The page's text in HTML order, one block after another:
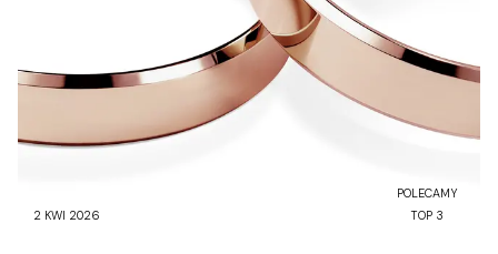
2 KWI 2026
POLECAMY
TOP 3